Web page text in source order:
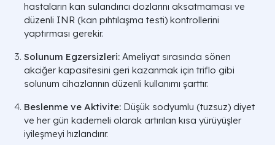
hastaların kan sulandırıcı dozlarını aksatmaması ve
düzenli INR (kan pıhtılaşma testi) kontrollerini
yaptırması gerekir.
Solunum Egzersizleri: Ameliyat sırasında sönen
akciğer kapasitesini geri kazanmak için triflo gibi
solunum cihazlarının düzenli kullanımı şarttır.
Beslenme ve Aktivite: Düşük sodyumlu (tuzsuz) diyet
ve her gün kademeli olarak artırılan kısa yürüyüşler
iyileşmeyi hızlandırır.